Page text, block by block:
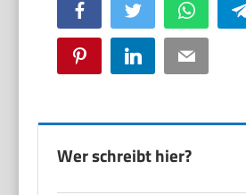
Facebook Twitter WhatsApp
Pinterest LinkedIn Email
Wer schreibt hier?